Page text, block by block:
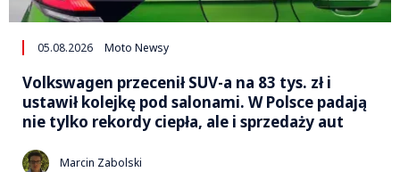
05.08.2026 Moto Newsy
Volkswagen przecenił SUV-a na 83 tys. zł i
ustawił kolejkę pod salonami. W Polsce padają
nie tylko rekordy ciepła, ale i sprzedaży aut
Marcin Zabolski